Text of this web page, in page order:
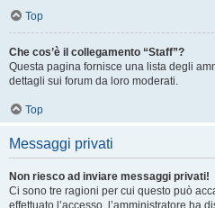
Top
Che cos’è il collegamento “Staff”?
Questa pagina fornisce una lista degli
dettagli sui forum da loro moderati.
Top
Messaggi privati
Non riesco ad inviare messaggi privati!
Ci sono tre ragioni per cui questo può
effettuato l’accesso, l’amministratore ha